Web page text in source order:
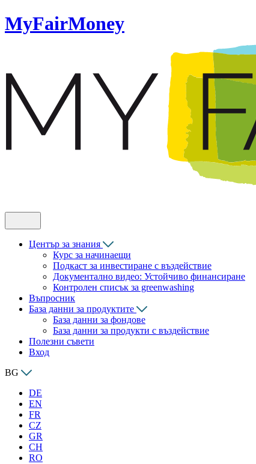
MyFairMoney
Център за знания
Курс за начинаещи
Подкаст за инвестиране с въздействие
Документално видео: Устойчиво финансиране
Контролен списък за greenwashing
Въпросник
База данни за продуктите
База данни за фондове
База данни за продукти с въздействие
Полезни съвети
Вход
BG
DE
EN
FR
CZ
GR
CH
RO